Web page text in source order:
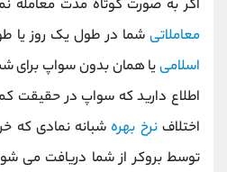
اگر به صورت کوتاه مدت معامله
معاملاتی شما در طول یک روز یا
اسلامییا همان بدون سواپ برای
اطلاع دارید که سواپ در حقیقت
اختلافنرخ بهرهشبانه نمادی که
توسط بروکر از شما دریافت می